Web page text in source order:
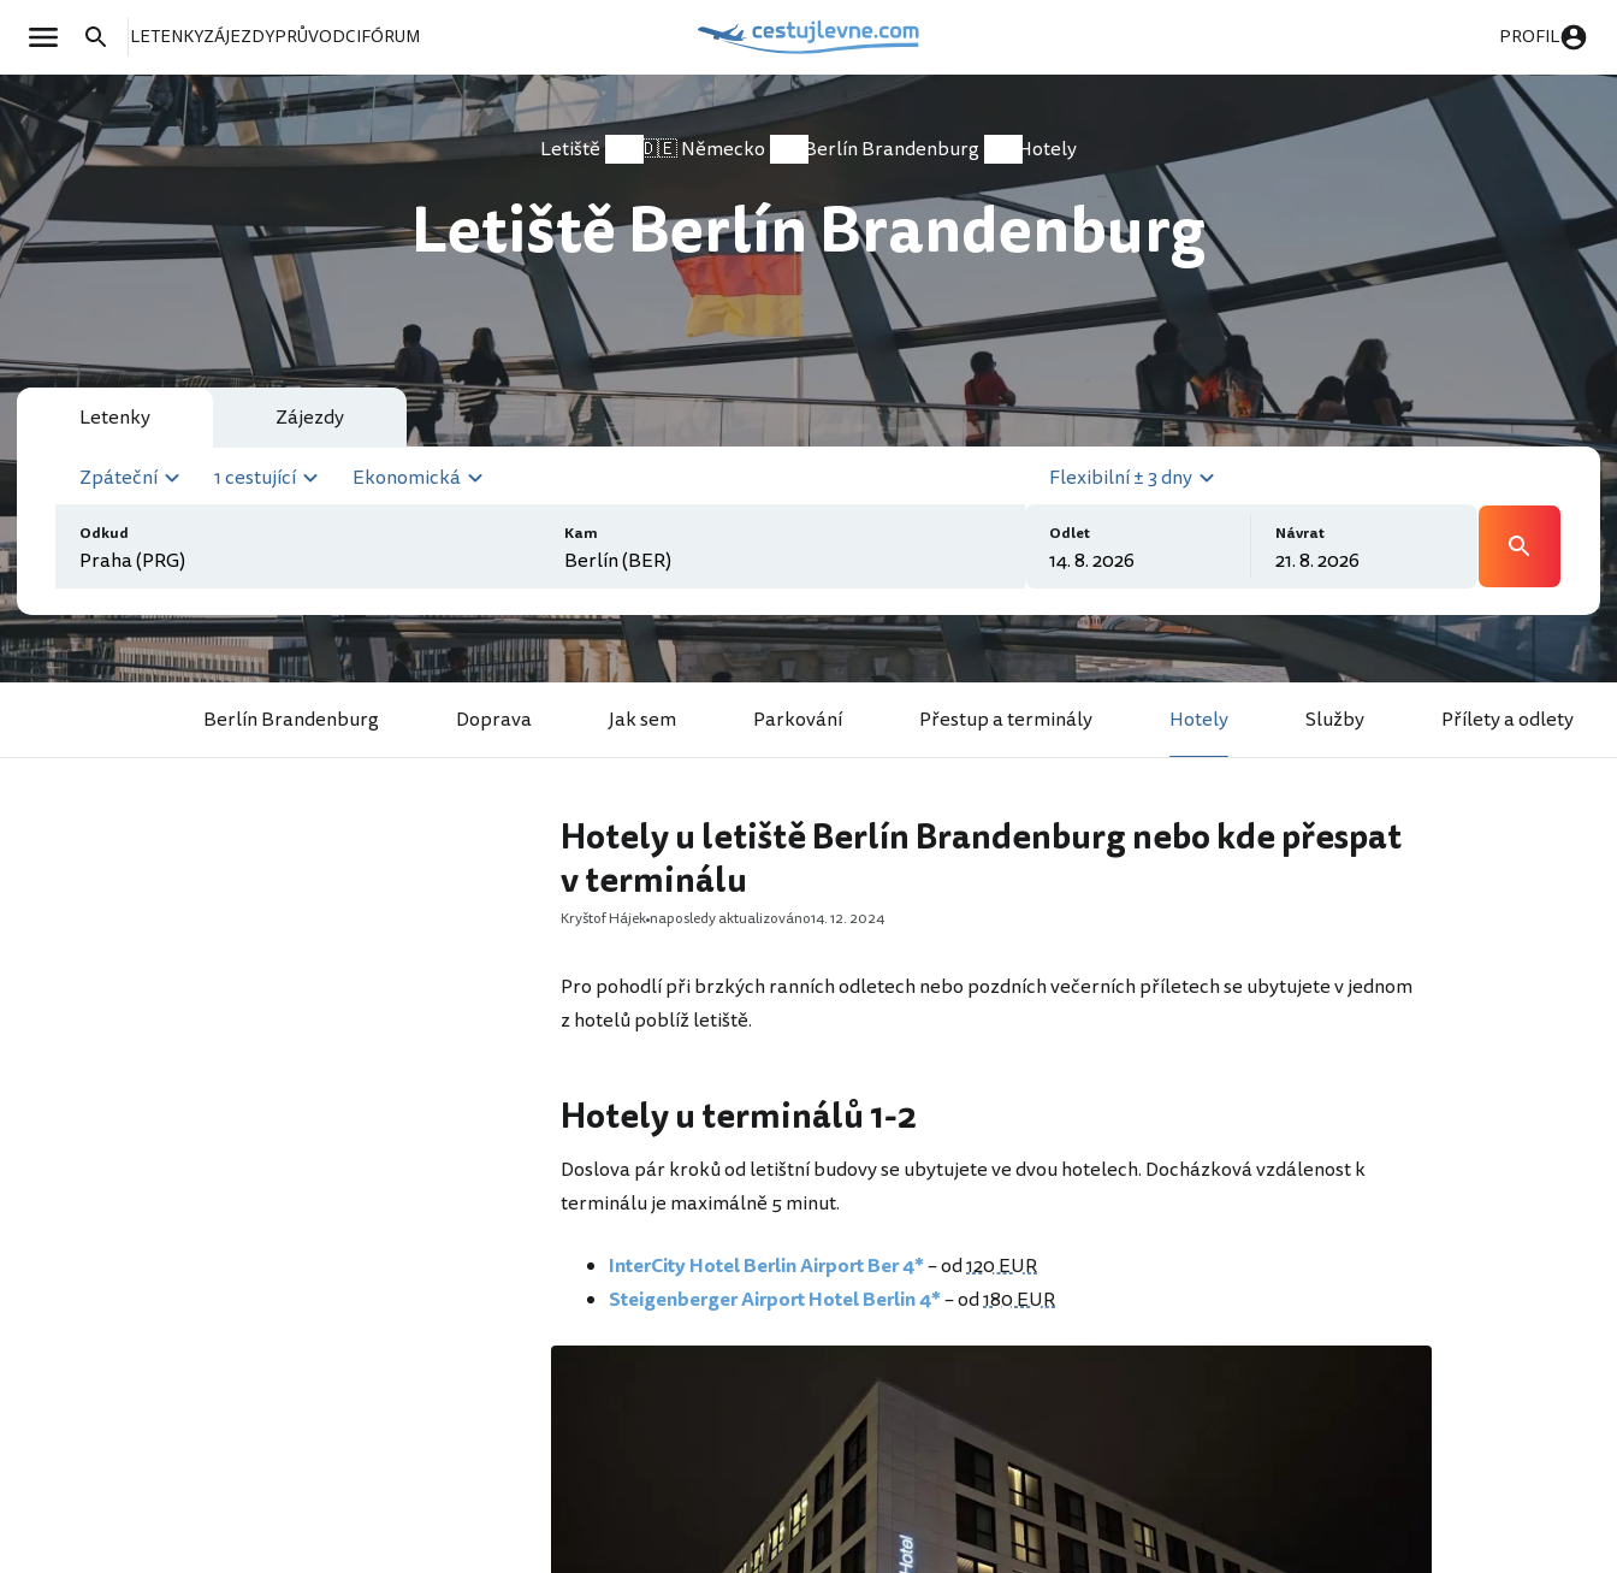
LETENKYZÁJEZDYPRŮVODCIFÓRUM PROFIL
Letiště 🇩🇪 Německo Berlín Brandenburg Hotely
Letiště Berlín Brandenburg
Letenky Zájezdy
Zpáteční 1 cestující Ekonomická
Odkud Kam
Flexibilní ± 3 dny
Odlet Návrat
Berlín Brandenburg Doprava Jak sem Parkování Přestup a terminály Hotely Služby Přílety a odlety
Hotely u letiště Berlín Brandenburg nebo kde přespat
v terminálu
Kryštof Hájek naposledy aktualizováno14. 12. 2024
Pro pohodlí při brzkých ranních odletech nebo pozdních večerních příletech se ubytujete v jednom
z hotelů poblíž letiště.
Hotely u terminálů 1-2
Doslova pár kroků od letištní budovy se ubytujete ve dvou hotelech. Docházková vzdálenost k
terminálu je maximálně 5 minut.
InterCity Hotel Berlin Airport Ber 4*– od120 EUR
Steigenberger Airport Hotel Berlin 4*– od180 EUR